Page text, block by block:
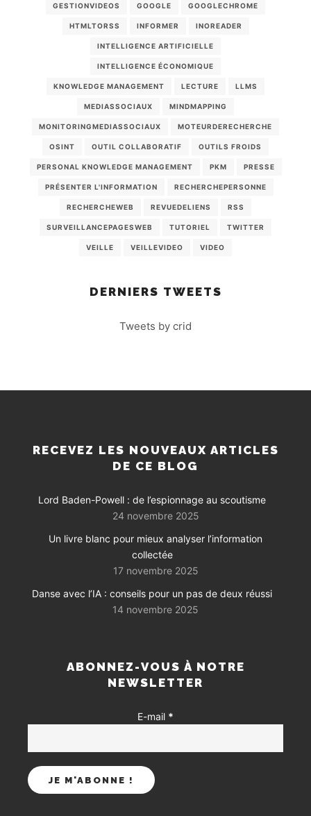
GESTIONVIDEOS GOOGLE GOOGLECHROME
HTMLTORSS INFORMER INOREADER
INTELLIGENCE ARTIFICIELLE
INTELLIGENCE ÉCONOMIQUE
KNOWLEDGE MANAGEMENT LECTURE LLMS
MEDIASSOCIAUX MINDMAPPING
MONITORINGMEDIASSOCIAUX MOTEURDERECHERCHE
OSINT OUTIL COLLABORATIF OUTILS FROIDS
PERSONAL KNOWLEDGE MANAGEMENT PKM PRESSE
PRÉSENTER L'INFORMATION RECHERCHEPERSONNE
RECHERCHEWEB REVUEDELIENS RSS
SURVEILLANCEPAGESWEB TUTORIEL TWITTER
VEILLE VEILLEVIDEO VIDEO
DERNIERS TWEETS
Tweets by crid
RECEVEZ LES NOUVEAUX ARTICLES
DE CE BLOG
Lord Baden-Powell : de l’espionnage au scoutisme
24 novembre 2025
Un livre blanc pour mieux analyser l’information
collectée
17 novembre 2025
Danse avec l’IA : conseils pour un pas de deux réussi
14 novembre 2025
ABONNEZ-VOUS À NOTRE
NEWSLETTER
E-mail *